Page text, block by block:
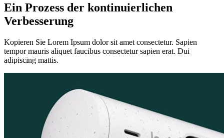
Ein Prozess der kontinuierlichen
Verbesserung
Kopieren Sie Lorem Ipsum dolor sit amet consectetur. Sapien
tempor mauris aliquet faucibus consectetur sapien erat. Dui
adipiscing mattis.